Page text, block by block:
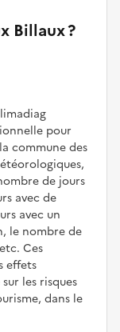
Billaux ?
pour
commune des
de jours
avec de
avec un
le nombre de
Ces
effets
les risques
dans le